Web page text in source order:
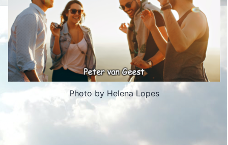
Photo by Helena Lopes